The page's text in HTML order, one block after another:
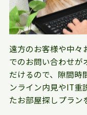
遠方のお客様や中々
でのお問い合わせが
だけるので、隙間時
ンライン内見やIT重
たお部屋探しプラン